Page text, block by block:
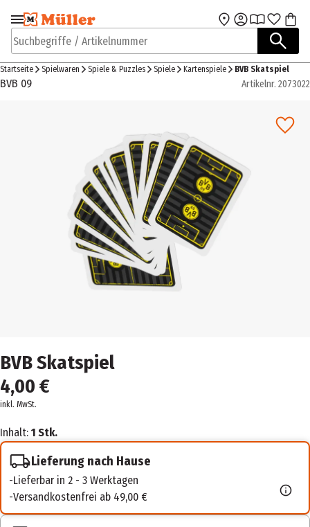
Zur Navigation
springen
Zum Hauptinhalt
Suchbegriffe / Artikelnummer
Startseite Spielwaren Spiele & Puzzles Spiele Kartenspiele BVB Skatspiel
BVB 09 Artikelnr. 2073022
BVB Skatspiel
4,00 €
inkl. MwSt.
Inhalt: 1 Stk.
Lieferung nach Hause
Lieferbar in 2 - 3 Werktagen
Versandkostenfrei ab 49,00 €